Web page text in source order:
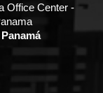
Office Center -